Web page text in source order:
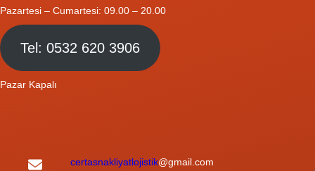
Pazartesi – Cumartesi: 09.00 – 20.00
Tel: 0532 620 3906
Pazar Kapalı
certasnakliyatlojistik@gmail.com